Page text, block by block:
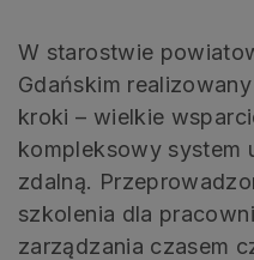
W starostwie
Gdańskim
kroki – wielkie
kompleksowy system
zdalną.
szkolenia dla
zarządzania czasem